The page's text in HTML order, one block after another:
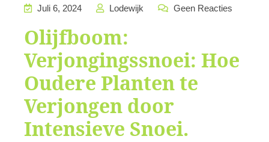
Juli 6, 2024 Lodewijk Geen Reacties
Olijfboom:
Verjongingssnoei: Hoe
Oudere Planten te
Verjongen door
Intensieve Snoei.